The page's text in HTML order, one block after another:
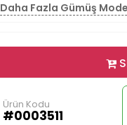
Daha Fazla Gümüş
Ürün Kodu
#0003511